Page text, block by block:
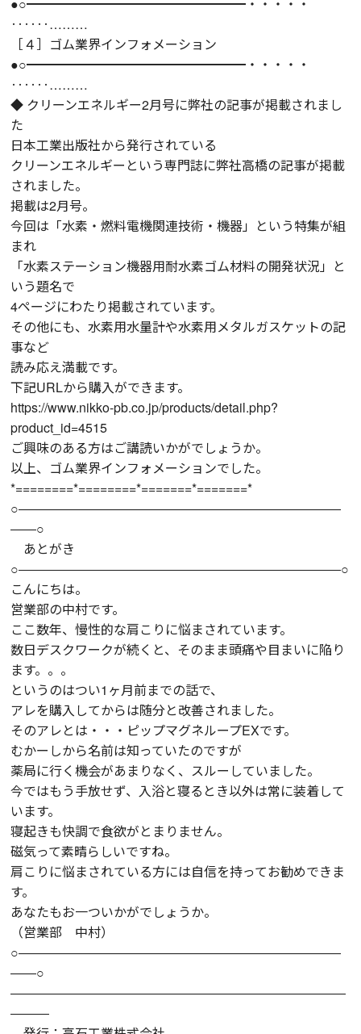
‥‥‥………
［４］ゴム業界インフォメーション
●○━━━━━━━━━━━━━━━━━・・・・・
‥‥‥………
◆ クリーンエネルギー2月号に弊社の記事が掲載されまし
た
日本工業出版社から発行されている
クリーンエネルギーという専門誌に弊社高橋の記事が掲載
されました。
掲載は2月号。
今回は「水素・燃料電機関連技術・機器」という特集が組
まれ
「水素ステーション機器用耐水素ゴム材料の開発状況」と
いう題名で
4ページにわたり掲載されています。
その他にも、水素用水量計や水素用メタルガスケットの記
事など
読み応え満載です。
下記URLから購入ができます。
https://www.nikko-pb.co.jp/products/detail.php?
product_id=4515
ご興味のある方はご講読いかがでしょうか。
以上、ゴム業界インフォメーションでした。
*========*========*=======*=======*
○―――――――――――――――――――――――――
――○
あとがき
○―――――――――――――――――――――――――○
こんにちは。
営業部の中村です。
ここ数年、慢性的な肩こりに悩まされています。
数日デスクワークが続くと、そのまま頭痛や目まいに陥り
ます。。。
というのはつい1ヶ月前までの話で、
アレを購入してからは随分と改善されました。
そのアレとは・・・ピップマグネループEXです。
むかーしから名前は知っていたのですが
薬局に行く機会があまりなく、スルーしていました。
今ではもう手放せず、入浴と寝るとき以外は常に装着して
います。
寝起きも快調で食欲がとまりません。
磁気って素晴らしいですね。
肩こりに悩まされている方には自信を持ってお勧めできま
す。
あなたもお一ついかがでしょうか。
（営業部 中村）
○―――――――――――――――――――――――――
――○
――――――――――――――――――――――――――
―――